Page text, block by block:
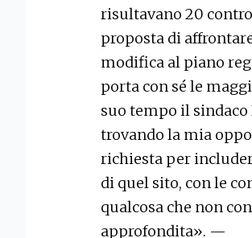
risultavano 20
proposta di
modifica al piano
porta con sé le
suo tempo il
trovando la mia
richiesta per
di quel sito, con le
qualcosa che non
approfondita». —